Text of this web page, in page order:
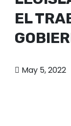
EL
May 5, 2022